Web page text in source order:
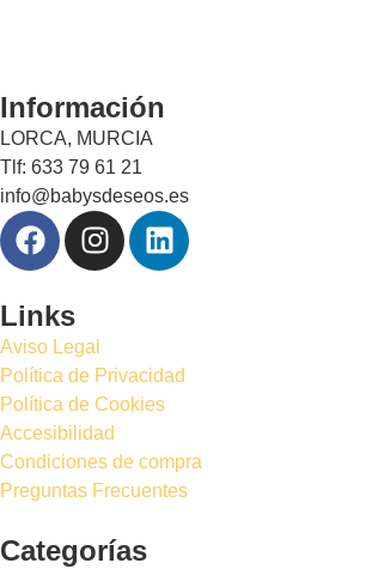
Información
LORCA, MURCIA
Tlf: 633 79 61 21
info@babysdeseos.es
Links
Aviso Legal
Política de Privacidad
Política de Cookies
Accesibilidad
Condiciones de compra
Preguntas Frecuentes
Categorías